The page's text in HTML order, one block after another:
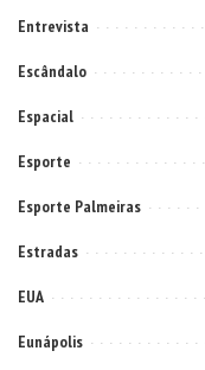
Entrevista
Escândalo
Espacial
Esporte
Esporte Palmeiras
Estradas
EUA
Eunápolis